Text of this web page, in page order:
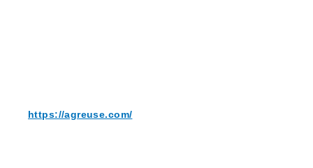
https://agreuse.com/